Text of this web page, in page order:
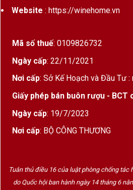
Tại Wine Home, danh mụcbánh
từ quà gia đình đến quà tặng doanh
Ý nghĩa của bánh Trung
hóa quà tặng
Bánh Trung Thu từ lâu đã gắn liền
sung túc và viên mãn.
Gia đình hạnh phúc.
Website : https://winehome.vn
Mã số thuế: 0109826732
Ngày cấp: 22/11/2021
Nơi cấp: Sở Kế Hoạch và Đầu Tư
Giấy phép bán buôn rượu - BCT
Ngày cấp: 19/7/2023
Nơi cấp: BỘ CÔNG THƯƠNG
Tuân thủ điều 16 của luật phòng chống tác
do Quốc hội ban hành ngày 14 tháng 6